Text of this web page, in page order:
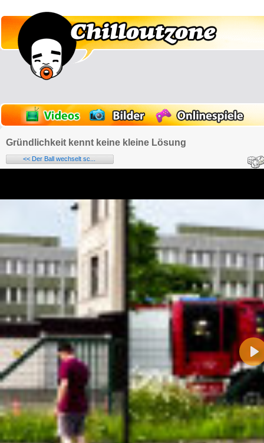
Gründlichkeit kennt keine kleine Lösung
<< Der Ball wechselt sc...
E-Mail-Adresse (optional):
Kommentar: